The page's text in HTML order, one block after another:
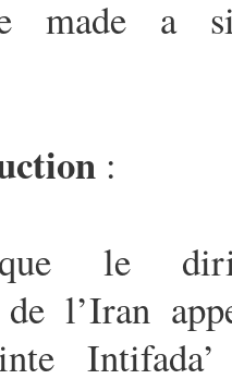
made a
:
le
de l’Iran